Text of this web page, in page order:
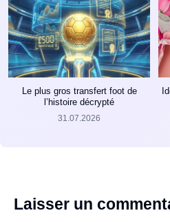
Le plus gros transfert foot de
l’histoire décrypté
31.07.2026
Laisser un